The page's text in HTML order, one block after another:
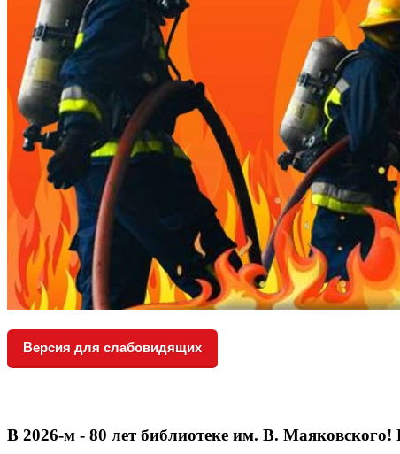
Версия для слабовидящих
В 2026‑м - 80 лет библиотеке им. В. Маяковского!